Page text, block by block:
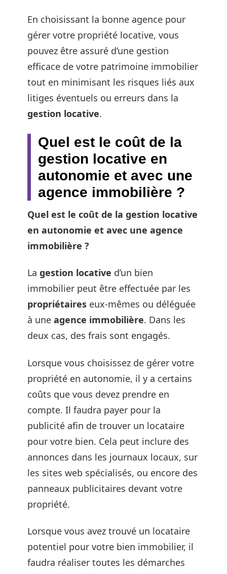
En choisissant la bonne agence pour
gérer votre propriété locative, vous
pouvez être assuré d’une gestion
efficace de votre patrimoine immobilier
tout en minimisant les risques liés aux
litiges éventuels ou erreurs dans la
gestion locative.
Quel est le coût de la
gestion locative en
autonomie et avec une
agence immobilière ?
Quel est le coût de la gestion locative
en autonomie et avec une agence
immobilière ?
La gestion locative d’un bien
immobilier peut être effectuée par les
propriétaires eux-mêmes ou déléguée
à une agence immobilière. Dans les
deux cas, des frais sont engagés.
Lorsque vous choisissez de gérer votre
propriété en autonomie, il y a certains
coûts que vous devez prendre en
compte. Il faudra payer pour la
publicité afin de trouver un locataire
pour votre bien. Cela peut inclure des
annonces dans les journaux locaux, sur
les sites web spécialisés, ou encore des
panneaux publicitaires devant votre
propriété.
Lorsque vous avez trouvé un locataire
potentiel pour votre bien immobilier, il
faudra réaliser toutes les démarches